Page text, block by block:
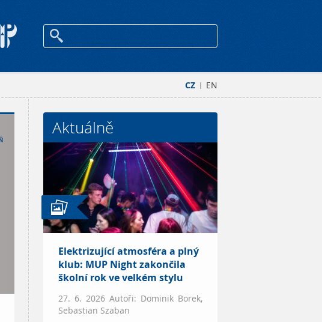
CZ | EN
Aktuálně
Elektrizující atmosféra a plný
klub: MUP Night zakončila
školní rok ve velkém stylu
27. 6. 2026 Autoři: Dominik Borek,
Sebastian Szaban